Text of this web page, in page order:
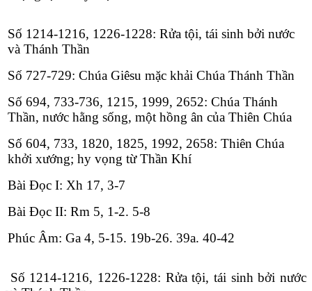
Số 1214-1216, 1226-1228: Rửa tội, tái sinh bởi nước
và Thánh Thần
Số 727-729: Chúa Giêsu mặc khải Chúa Thánh Thần
Số 694, 733-736, 1215, 1999, 2652: Chúa Thánh
Thần, nước hằng sống, một hồng ân của Thiên Chúa
Số 604, 733, 1820, 1825, 1992, 2658: Thiên Chúa
khởi xướng; hy vọng từ Thần Khí
Bài Ðọc I: Xh 17, 3-7
Bài Ðọc II: Rm 5, 1-2. 5-8
Phúc Âm: Ga 4, 5-15. 19b-26. 39a. 40-42
Số 1214-1216, 1226-1228: Rửa tội, tái sinh bởi nước